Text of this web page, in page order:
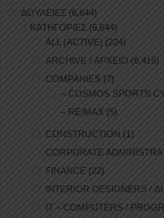
ΔΟΥΛΕΙΕΣ (6,644)
ΚΑΤΗΓΟΡΙΕΣ (6,644)
ALL (ACTIVE) (224)
ARCHIVE / ΑΡΧΕΙΟ (6,416)
COMPANIES (7)
– COSMOS SPORTS
– RE/MAX (5)
CONSTRUCTION (1)
CORPORATE
FINANCE (22)
INTERIOR DESIGNERS /
IT – COMPUTERS /